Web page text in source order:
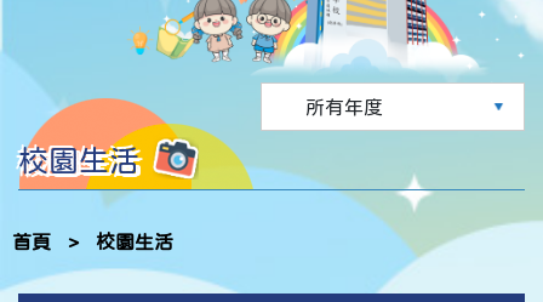
校園生活
首頁 > 校園生活